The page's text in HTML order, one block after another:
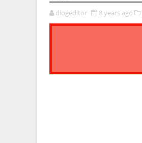
diogeditor 8 years ago